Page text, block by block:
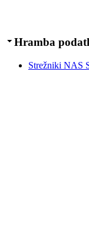
Hramba
Strežniki NAS